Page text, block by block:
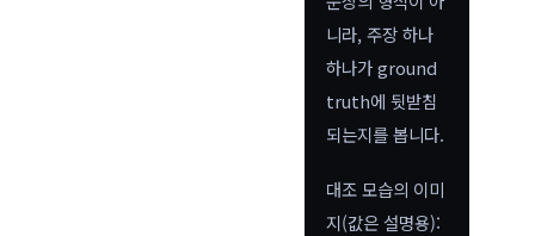
니라, 주장 하나
하나가 ground
truth에 뒷받침
되는지를 봅니다.
대조 모습의 이미
지(값은 설명용):